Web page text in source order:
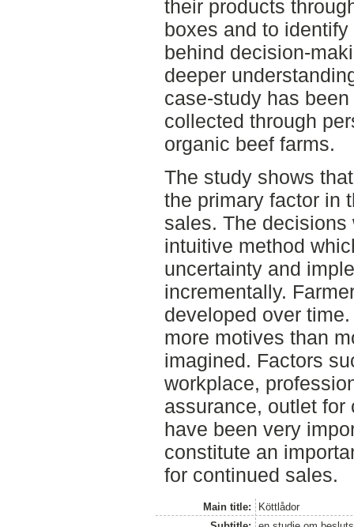
their products
boxes and to
behind decision-
deeper
case-study has
collected through
organic beef farms.
The study shows
the primary factor in
sales. The
intuitive method
uncertainty and
incrementally.
developed over
more motives than
imagined. Factors
workplace,
assurance, outlet for
have been very
constitute an
for continued sales.
Main title:
Köttlådor